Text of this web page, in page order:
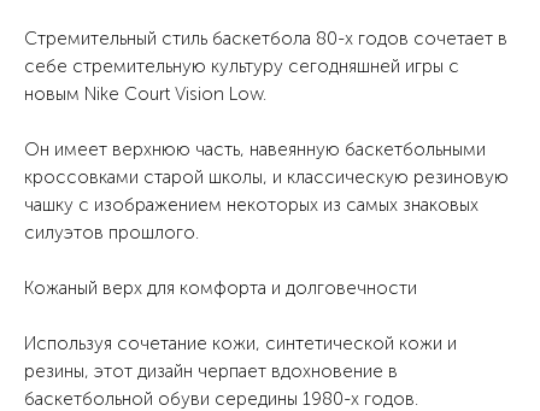
Стремительный стиль баскетбола 80-х годов сочетает в
себе стремительную культуру сегодняшней игры с
новым Nike Court Vision Low.
Он имеет верхнюю часть, навеянную баскетбольными
кроссовками старой школы, и классическую резиновую
чашку с изображением некоторых из самых знаковых
силуэтов прошлого.
Кожаный верх для комфорта и долговечности
Используя сочетание кожи, синтетической кожи и
резины, этот дизайн черпает вдохновение в
баскетбольной обуви середины 1980-х годов.